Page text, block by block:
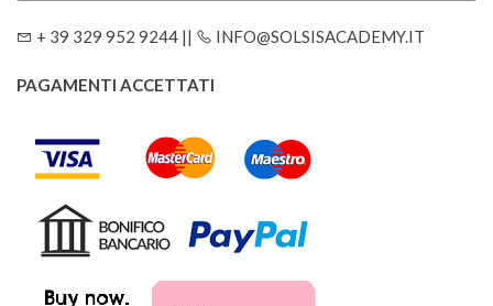
+ 39 329 952 9244 || INFO@SOLSISACADEMY.IT
PAGAMENTI ACCETTATI